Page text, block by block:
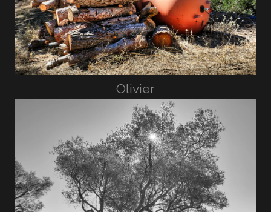
Olivier